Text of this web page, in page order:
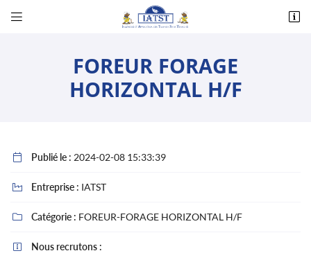
 
Corlay d’en Haut - 14, rue des Essards
02 54 31 00 48
Adresse email de réception
 Recopier le code ci-contre
FOREUR FORAGE
HORIZONTAL H/F
 Publié le : 2024-02-08 15:33:39
 Entreprise : IATST
 Catégorie : FOREUR-FORAGE HORIZONTAL H/F

Nous recrutons :